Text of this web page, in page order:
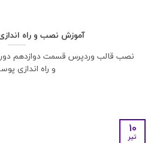
آموزش نصب و راه
نصب قالب وردپرس قسمت دوازدهم
و راه اندازی
10
تیر